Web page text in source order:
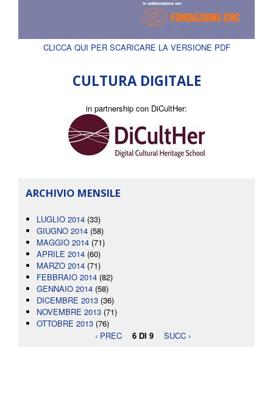
CLICCA QUI PER SCARICARE LA VERSIONE PDF
CULTURA DIGITALE
in partnership con DiCultHer:
ARCHIVIO MENSILE
LUGLIO 2014 (33)
GIUGNO 2014 (58)
MAGGIO 2014 (71)
APRILE 2014 (60)
MARZO 2014 (71)
FEBBRAIO 2014 (82)
GENNAIO 2014 (58)
DICEMBRE 2013 (36)
NOVEMBRE 2013 (71)
OTTOBRE 2013 (76)
‹ PREC
6 DI 9 SUCC ›